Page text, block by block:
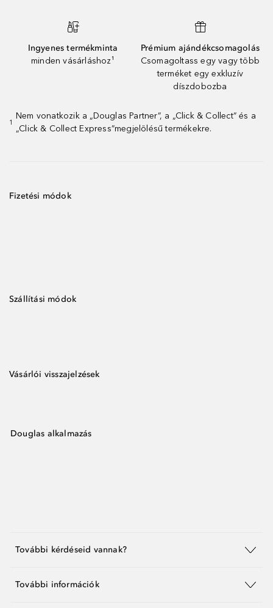
Ingyenes termékminta
minden vásárláshoz¹
Prémium ajándékcsomagolás
Csomagoltass egy vagy több
terméket egy exkluzív
díszdobozba
1
Nem vonatkozik a „Douglas Partner”, a „Click & Collect” és a
„Click & Collect Express”megjelölésű termékekre.
Fizetési módok
Szállítási módok
Vásárlói visszajelzések
Douglas alkalmazás
További kérdéseid vannak?
További információk